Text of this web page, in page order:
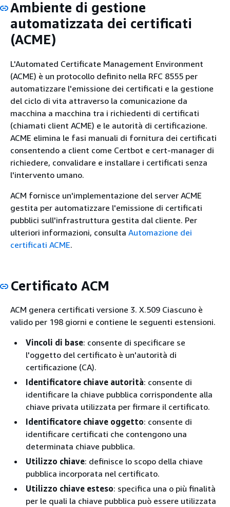
Ambiente di gestione
automatizzata dei certificati
(ACME)
L'Automated Certificate Management Environment
(ACME) è un protocollo definito nella RFC 8555 per
automatizzare l'emissione dei certificati e la gestione
del ciclo di vita attraverso la comunicazione da
macchina a macchina tra i richiedenti di certificati
(chiamati client ACME) e le autorità di certificazione.
ACME elimina le fasi manuali di fornitura dei certificati
consentendo a client come Certbot e cert-manager di
richiedere, convalidare e installare i certificati senza
l'intervento umano.
ACM fornisce un'implementazione del server ACME
gestita per automatizzare l'emissione di certificati
pubblici sull'infrastruttura gestita dal cliente. Per
ulteriori informazioni, consulta Automazione dei
certificati ACME.
Certificato ACM
ACM genera certificati versione 3. X.509 Ciascuno è
valido per 198 giorni e contiene le seguenti estensioni.
Vincoli di base: consente di specificare se
l'oggetto del certificato è un'autorità di
certificazione (CA).
Identificatore chiave autorità: consente di
identificare la chiave pubblica corrispondente alla
chiave privata utilizzata per firmare il certificato.
Identificatore chiave oggetto: consente di
identificare certificati che contengono una
determinata chiave pubblica.
Utilizzo chiave: definisce lo scopo della chiave
pubblica incorporata nel certificato.
Utilizzo chiave esteso: specifica una o più finalità
per le quali la chiave pubblica può essere utilizzata